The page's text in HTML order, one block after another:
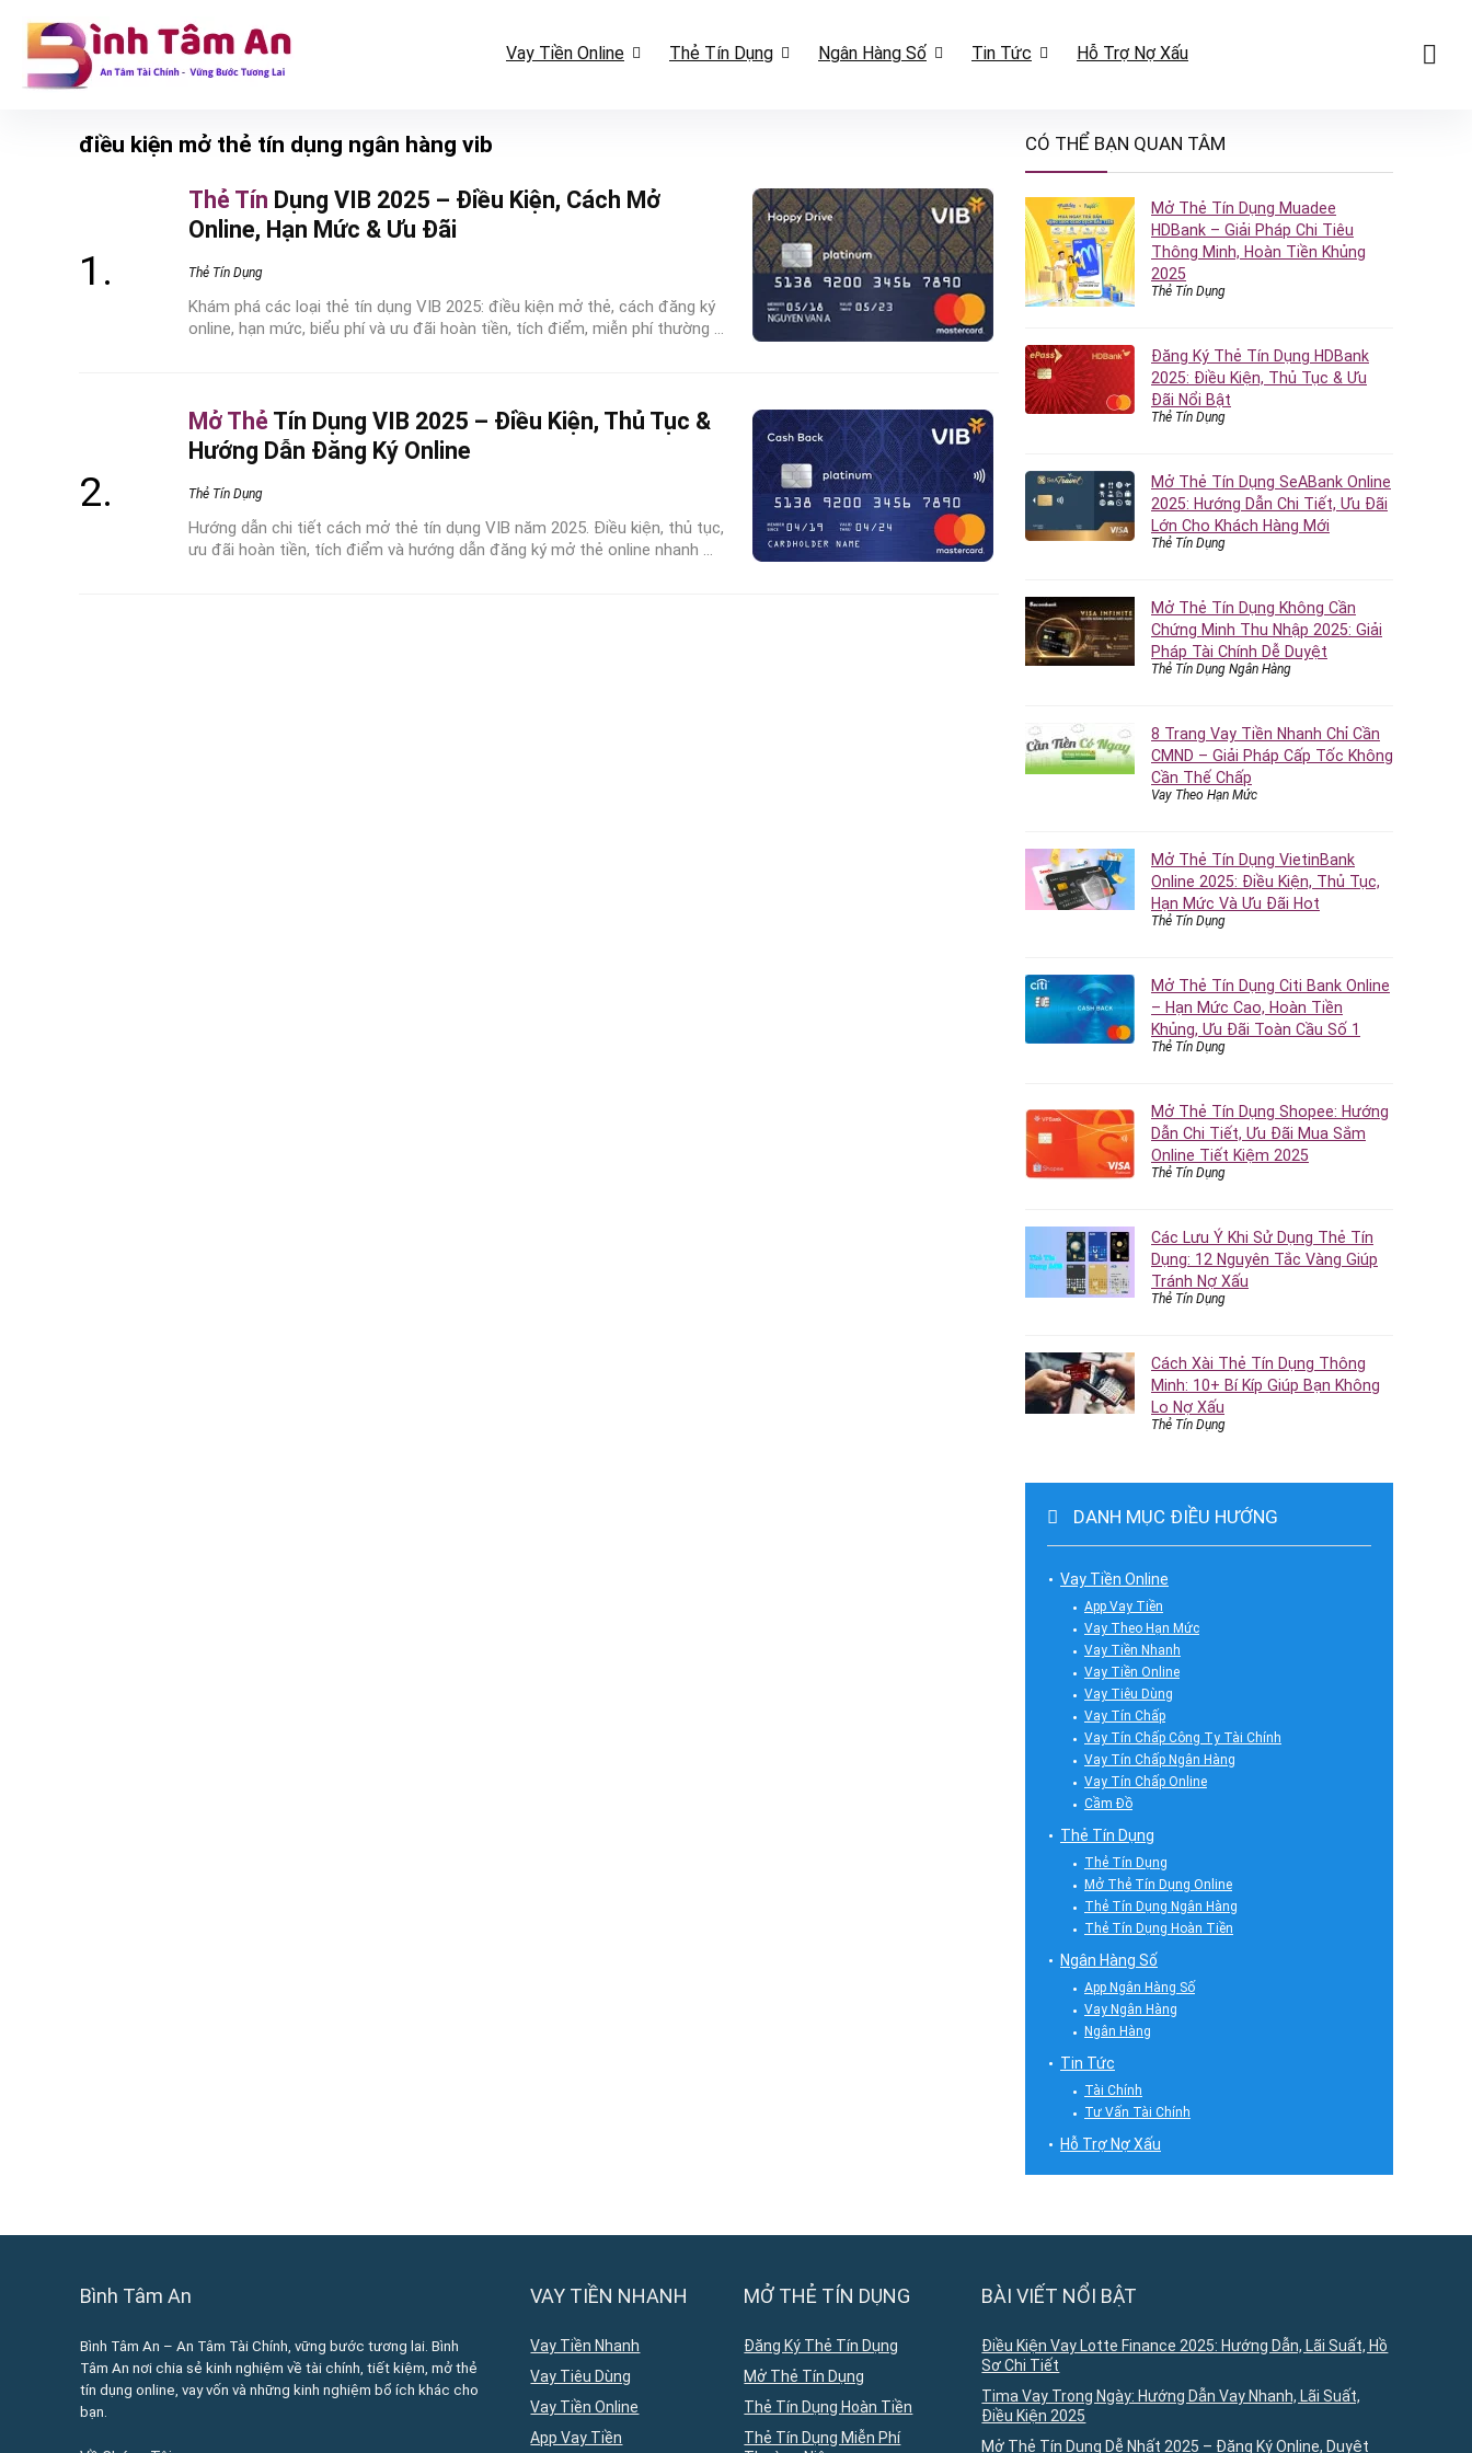
Vay Tiền Online Thẻ Tín Dụng Ngân Hàng Số Tin Tức Hỗ Trợ Nợ Xấu
điều kiện mở thẻ tín dụng ngân hàng vib
Thẻ Tín Dụng VIB 2025 – Điều Kiện, Cách Mở
Online, Hạn Mức & Ưu Đãi
Thẻ Tín Dụng
Khám phá các loại thẻ tín dụng VIB 2025: điều kiện mở thẻ, cách đăng ký
online, hạn mức, biểu phí và ưu đãi hoàn tiền, tích điểm, miễn phí thường ...
Mở Thẻ Tín Dụng VIB 2025 – Điều Kiện, Thủ Tục &
Hướng Dẫn Đăng Ký Online
Thẻ Tín Dụng
Hướng dẫn chi tiết cách mở thẻ tín dụng VIB năm 2025. Điều kiện, thủ tục,
ưu đãi hoàn tiền, tích điểm và hướng dẫn đăng ký mở thẻ online nhanh ...
CÓ THỂ BẠN QUAN TÂM
Mở Thẻ Tín Dụng Muadee
HDBank – Giải Pháp Chi Tiêu
Thông Minh, Hoàn Tiền Khủng
2025
Thẻ Tín Dụng
Đăng Ký Thẻ Tín Dụng HDBank
2025: Điều Kiện, Thủ Tục & Ưu
Đãi Nổi Bật
Thẻ Tín Dụng
Mở Thẻ Tín Dụng SeABank Online
2025: Hướng Dẫn Chi Tiết, Ưu Đãi
Lớn Cho Khách Hàng Mới
Thẻ Tín Dụng
Mở Thẻ Tín Dụng Không Cần
Chứng Minh Thu Nhập 2025: Giải
Pháp Tài Chính Dễ Duyệt
Thẻ Tín Dụng Ngân Hàng
8 Trang Vay Tiền Nhanh Chỉ Cần
CMND – Giải Pháp Cấp Tốc Không
Cần Thế Chấp
Vay Theo Hạn Mức
Mở Thẻ Tín Dụng VietinBank
Online 2025: Điều Kiện, Thủ Tục,
Hạn Mức Và Ưu Đãi Hot
Thẻ Tín Dụng
Mở Thẻ Tín Dụng Citi Bank Online
– Hạn Mức Cao, Hoàn Tiền
Khủng, Ưu Đãi Toàn Cầu Số 1
Thẻ Tín Dụng
Mở Thẻ Tín Dụng Shopee: Hướng
Dẫn Chi Tiết, Ưu Đãi Mua Sắm
Online Tiết Kiệm 2025
Thẻ Tín Dụng
Các Lưu Ý Khi Sử Dụng Thẻ Tín
Dụng: 12 Nguyên Tắc Vàng Giúp
Tránh Nợ Xấu
Thẻ Tín Dụng
Cách Xài Thẻ Tín Dụng Thông
Minh: 10+ Bí Kíp Giúp Bạn Không
Lo Nợ Xấu
Thẻ Tín Dụng
DANH MỤC ĐIỀU HƯỚNG
Vay Tiền Online
App Vay Tiền
Vay Theo Hạn Mức
Vay Tiền Nhanh
Vay Tiền Online
Vay Tiêu Dùng
Vay Tín Chấp
Vay Tín Chấp Công Ty Tài Chính
Vay Tín Chấp Ngân Hàng
Vay Tín Chấp Online
Cầm Đồ
Thẻ Tín Dụng
Thẻ Tín Dụng
Mở Thẻ Tín Dụng Online
Thẻ Tín Dụng Ngân Hàng
Thẻ Tín Dụng Hoàn Tiền
Ngân Hàng Số
App Ngân Hàng Số
Vay Ngân Hàng
Ngân Hàng
Tin Tức
Tài Chính
Tư Vấn Tài Chính
Hỗ Trợ Nợ Xấu
Bình Tâm An
Bình Tâm An – An Tâm Tài Chính, vững bước tương lai. Bình
Tâm An nơi chia sẻ kinh nghiệm về tài chính, tiết kiệm, mở thẻ
tín dụng online, vay vốn và những kinh nghiệm bổ ích khác cho
bạn.
VAY TIỀN NHANH
Vay Tiền Nhanh
Vay Tiêu Dùng
Vay Tiền Online
App Vay Tiền
MỞ THẺ TÍN DỤNG
Đăng Ký Thẻ Tín Dụng
Mở Thẻ Tín Dụng
Thẻ Tín Dụng Hoàn Tiền
Thẻ Tín Dụng Miễn Phí
BÀI VIẾT NỔI BẬT
Điều Kiện Vay Lotte Finance 2025: Hướng Dẫn, Lãi Suất, Hồ
Sơ Chi Tiết
Tima Vay Trong Ngày: Hướng Dẫn Vay Nhanh, Lãi Suất,
Điều Kiện 2025
Mở Thẻ Tín Dụng Dễ Nhất 2025 – Đăng Ký Online, Duyệt